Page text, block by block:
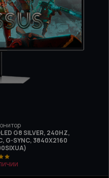
G8 SILVER, 240HZ,
G-SYNC, 3840Х2160